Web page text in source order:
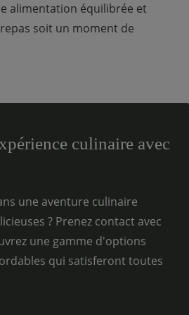
alimentation équilibrée et
soit un moment de
culinaire avec
une aventure culinaire
? Prenez contact avec
une gamme d'options
qui satisferont toutes